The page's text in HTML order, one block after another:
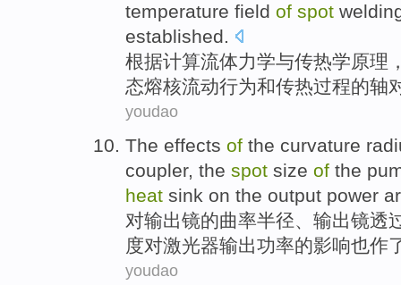
temperature field of spot
established.
根据计算流体力学与传热学原理
态熔核流动行为和传热过程的轴
youdao
The effects of the curvature
coupler, the spot size of the
heat sink on the output power
对输出镜的曲率半径、输出镜透
度对激光器输出功率的影响也作
youdao